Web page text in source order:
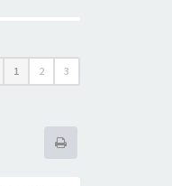
1 2 3